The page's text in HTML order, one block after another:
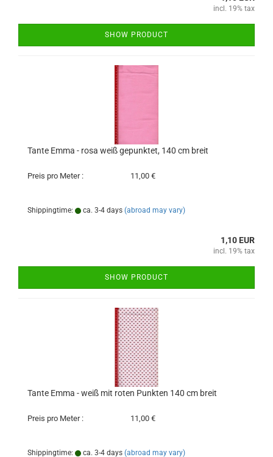
incl. 19% tax
SHOW PRODUCT
Tante Emma - rosa weiß gepunktet, 140 cm breit
Preis pro Meter : 11,00 €
Shippingtime: ca. 3-4 days (abroad may vary)
1,10 EUR
incl. 19% tax
SHOW PRODUCT
Tante Emma - weiß mit roten Punkten 140 cm breit
Preis pro Meter : 11,00 €
Shippingtime: ca. 3-4 days (abroad may vary)